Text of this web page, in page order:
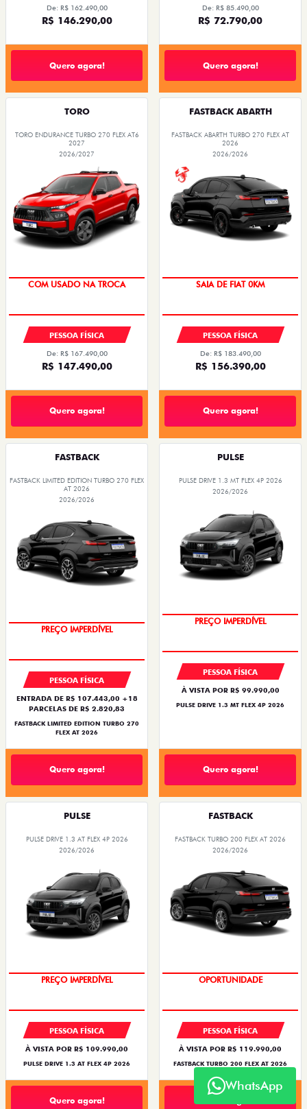
De: R$ 162.490,00
R$ 146.290,00
Quero agora!
De: R$ 85.490,00
R$ 72.790,00
Quero agora!
TORO
TORO ENDURANCE TURBO 270 FLEX AT6
2027
2026/2027
COM USADO NA TROCA
PESSOA FÍSICA
De: R$ 167.490,00
R$ 147.490,00
Quero agora!
FASTBACK ABARTH
FASTBACK ABARTH TURBO 270 FLEX AT
2026
2026/2026
SAIA DE FIAT 0KM
PESSOA FÍSICA
De: R$ 183.490,00
R$ 156.390,00
Quero agora!
FASTBACK
FASTBACK LIMITED EDITION TURBO 270 FLEX
AT 2026
2026/2026
PREÇO IMPERDÍVEL
PESSOA FÍSICA
ENTRADA DE R$ 107.443,00 +18
PARCELAS DE R$ 2.820,83
FASTBACK LIMITED EDITION TURBO 270
FLEX AT 2026
Quero agora!
PULSE
PULSE DRIVE 1.3 MT FLEX 4P 2026
2026/2026
PREÇO IMPERDÍVEL
PESSOA FÍSICA
À VISTA POR R$ 99.990,00
PULSE DRIVE 1.3 MT FLEX 4P 2026
Quero agora!
PULSE
PULSE DRIVE 1.3 AT FLEX 4P 2026
2026/2026
PREÇO IMPERDÍVEL
BARATO DO BRASIL
PESSOA FÍSICA
À VISTA POR R$ 109.990,00
PULSE DRIVE 1.3 AT FLEX 4P 2026
Quero agora!
FASTBACK
FASTBACK TURBO 200 FLEX AT 2026
2026/2026
OPORTUNIDADE
PESSOA FÍSICA
À VISTA POR R$ 119.990,00
FASTBACK TURBO 200 FLEX AT 2026
WhatsApp